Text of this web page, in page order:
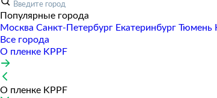
Популярные города
Москва Санкт-Петербур Екатеринбур Тюмень
Все города
О пленке KPPF
О пленке KPPF